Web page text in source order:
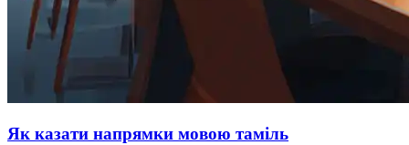
Як казати напрямки мовою таміль